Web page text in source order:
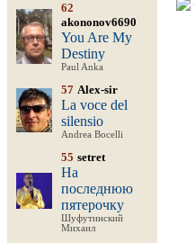
62
akononov6690
You Are My
Destiny
Paul Anka
57 Alex-sir
La voce del
silensio
Andrea Bocelli
55 setret
На
последнюю
пятерочку
Шуфутинский
Михаил